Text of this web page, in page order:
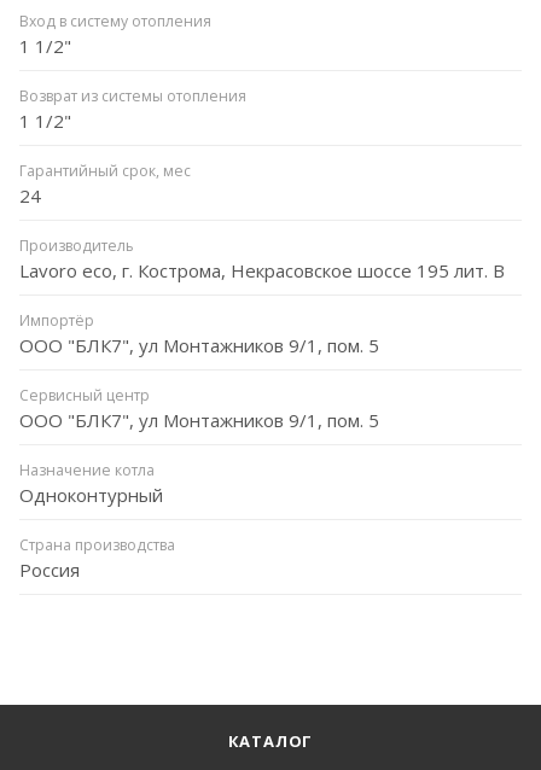
Вход в систему отопления
1 1/2"
Возврат из системы отопления
1 1/2"
Гарантийный срок, мес
24
Производитель
Lavoro eco, г. Кострома, Некрасовское шоссе 195 лит. В
Импортёр
ООО "БЛК7", ул Монтажников 9/1, пом. 5
Сервисный центр
ООО "БЛК7", ул Монтажников 9/1, пом. 5
Назначение котла
Одноконтурный
Страна производства
Россия
КАТАЛОГ